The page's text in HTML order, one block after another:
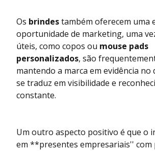
Os brindestambém oferecem uma
oportunidade de marketing, uma
úteis, como copos ou mouse pads
personalizados, são
mantendo a marca em evidência no
se traduz em visibilidade e
constante.
Um outro aspecto positivo é que o
em **presentes empresariais'' com